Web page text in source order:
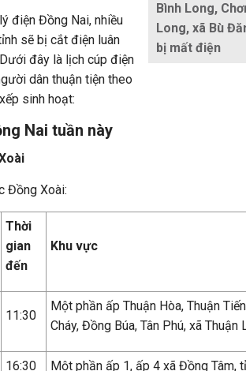
Bình Long,
Long, xã Bù
bị mất điện
điện Đồng Nai, nhiều
sẽ bị cắt điện luân
đây là lịch cúp điện
dân thuận tiện theo
sinh hoạt:
Nai tuần này
Đồng Xoài:
Thời
gian
đến
Khu vực
11:30
Một phần ấp Thuận Hòa, Thuận
Cháy, Đồng Búa, Tân Phú, xã
16:30 Một phần ấp 1, ấp 4 xã Đồng Tâm,